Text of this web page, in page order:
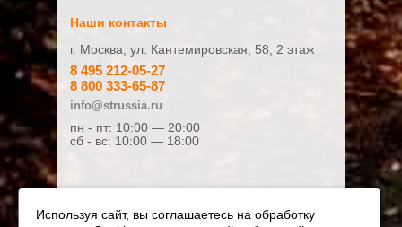
Минусы
Наши контакты
г. Москва, ул. Кантемировская, 58, 2 этаж
8 495 212-05-27
8 800 333-65-87
info@strussia.ru
пн - пт: 10:00 — 20:00
сб - вс: 10:00 — 18:00
Используя сайт, вы соглашаетесь на обработку